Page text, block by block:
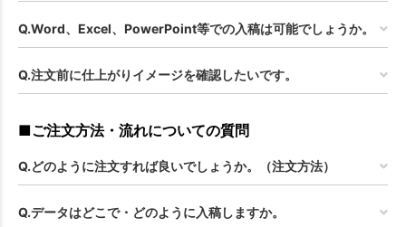
Q.Word、Excel、PowerPoint等での入稿は可能でしょうか。
Q.注文前に仕上がりイメージを確認したいです。
■ご注文方法・流れについての質問
Q.どのように注文すれば良いでしょうか。（注文方法）
Q.データはどこで・どのように入稿しますか。